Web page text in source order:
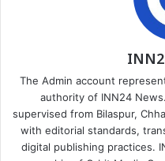
The Admin account
authority of INN24
supervised from Bilaspur,
with editorial standards,
digital publishing practices.